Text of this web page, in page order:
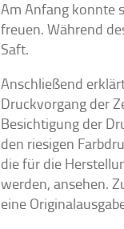
Am Anfang konnte
freuen. Während
Saft.
Anschließend
Druckvorgang der
Besichtigung der
den riesigen
die für die
werden, ansehen.
eine